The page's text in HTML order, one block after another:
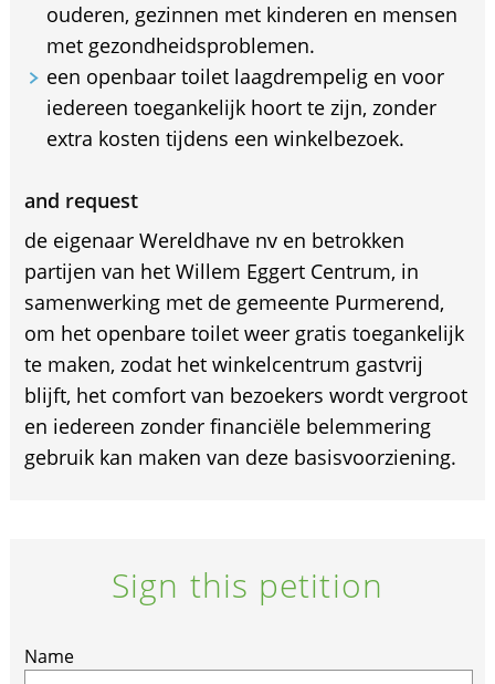
ouderen, gezinnen met kinderen en mensen
met gezondheidsproblemen.
een openbaar toilet laagdrempelig en voor
iedereen toegankelijk hoort te zijn, zonder
extra kosten tijdens een winkelbezoek.
and request
de eigenaar Wereldhave nv en betrokken
partijen van het Willem Eggert Centrum, in
samenwerking met de gemeente Purmerend,
om het openbare toilet weer gratis toegankelijk
te maken, zodat het winkelcentrum gastvrij
blijft, het comfort van bezoekers wordt vergroot
en iedereen zonder financiële belemmering
gebruik kan maken van deze basisvoorziening.
Sign this petition
If
Name